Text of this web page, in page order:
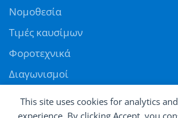
This site uses cookies for analytics
experience. By clicking Accept, you
Νομοθεσία
Τιμές καυσίμων
Φοροτεχνικά
Διαγωνισμοί
Αγγελίες